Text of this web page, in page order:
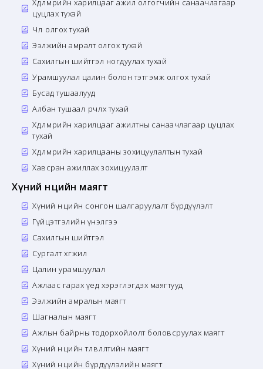
цуцлах тухай
Чөлөө олгох тухай
Ээлжийн амралт олгох тухай
Сахилгын шийтгэл ногдуулах тухай
Урамшуулал цалин болон тэтгэмж олгох тухай
Бусад тушаалууд
Албан тушаал өөрчлөх тухай
Хөдөлмөрийн харилцааг ажилтны санаачлагаар цуцлах
тухай
Хөдөлмөрийн харилцааны зохицуулалтын тухай
Хавсран ажиллах зохицуулалт
Хүний нөөцийн маягт
Хүний нөөцийн сонгон шалгаруулалт бүрдүүлэлт
Гүйцэтгэлийн үнэлгээ
Сахилгын шийтгэл
Сургалт хөгжил
Цалин урамшуулал
Ажлаас гарах үед хэрэглэгдэх маягтууд
Ээлжийн амралын маягт
Шагналын маягт
Ажлын байрны тодорхойлолт боловсруулах маягт
Хүний нөөцийн төлөвлөлтийн маягт
Хүний нөөцийн бүрдүүлэлийн маягт